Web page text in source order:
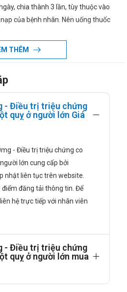
chia thành 3 lần, tùy thuộc vào
của bệnh nhân. Nên uống thuốc
đặc biệt
sử dụng thuốc trên bệnh nhân
chế, tuy nhiên đã ghi nhận được
lệ xuất hiện các biến cố có hại trên
này. Do vậy, đối với bệnh nhân suy
bình, cần xác định liều cho từng
năng thận. Không khuyến cáo sử
trên bệnh nhân bị suy thận mức
lệ xuất hiện các biến cố có hại trên
này. Do vậy, đối với bệnh nhân suy
bình, cần xác định liều cho từng
THÊM
- Điều trị triệu chứng
quỵ ở người lớn Giá
- Điều trị triệu chứng co
lớn cung cấp bởi
nhật liên tục trên website.
điểm đăng tải thông tin. Để
hệ trực tiếp với nhân viên
- Điều trị triệu chứng
quỵ ở người lớn mua